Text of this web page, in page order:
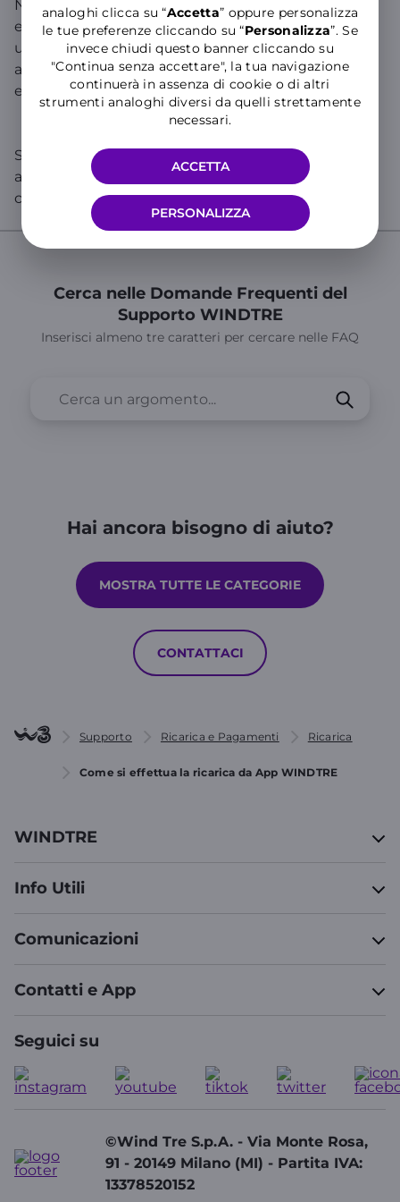
analoghi clicca su “Accetta” oppure personalizza
le tue preferenze cliccando su “Personalizza”. Se
invece chiudi questo banner cliccando su
"Continua senza accettare", la tua navigazione
continuerà in assenza di cookie o di altri
strumenti analoghi diversi da quelli strettamente
necessari.
PERSONALIZZA
ACCETTA
Nota: al primo utilizzo di ogni carta, prima di
effettuare una ricarica telefonica, viene effettuata
una verifica di 1 euro. Si tratta di una richiesta
autorizzativa, nessun addebito è stato realmente
effettuato.
Se cerchi informazioni specifiche sul tuo numero,
accedi all’
Area Clienti o all’App WINDTRE e chatta
con WILL!
Cerca nelle Domande Frequenti del
Supporto WINDTRE
Inserisci almeno tre caratteri per cercare nelle FAQ
Hai ancora bisogno di aiuto?
MOSTRA TUTTE LE CATEGORIE
CONTATTACI
Supporto Ricarica e Pagamenti Ricarica
Come si effettua la ricarica da App WINDTRE
WINDTRE
Info Utili
Comunicazioni
Contatti e App
Seguici su
©Wind Tre S.p.A. - Via Monte Rosa,
91 - 20149 Milano (MI) - Partita IVA:
13378520152